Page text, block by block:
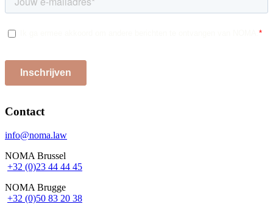
Contact
info@noma.law
NOMA Brussel
+32 (0)23 44 44 45
NOMA Brugge
+32 (0)50 83 20 38